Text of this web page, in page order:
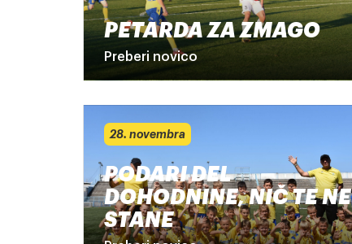
PETARDA ZA ZMAGO
Preberi novico
28. novembra
PODARI DEL
DOHODNINE, NIČ TE NE
STANE